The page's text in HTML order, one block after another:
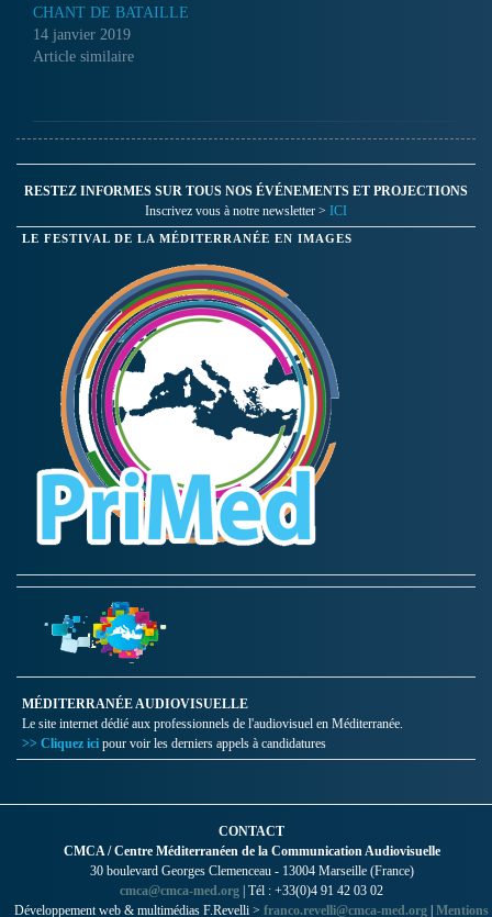
CHANT DE BATAILLE
14 janvier 2019
Article similaire
RESTEZ INFORMES SUR TOUS NOS ÉVÉNEMENTS ET PROJECTIONS
Inscrivez vous à notre newsletter > ICI
LE FESTIVAL DE LA MÉDITERRANÉE EN IMAGES
MÉDITERRANÉE AUDIOVISUELLE
Le site internet dédié aux professionnels de l'audiovisuel en Méditerranée.
>> Cliquez ici pour voir les derniers appels à candidatures
CONTACT
CMCA / Centre Méditerranéen de la Communication Audiovisuelle
30 boulevard Georges Clemenceau - 13004 Marseille (France)
cmca@cmca-med.org | Tél : +33(0)4 91 42 03 02
Développement web & multimédias F.Revelli > franco.revelli@cmca-med.org | Mentions